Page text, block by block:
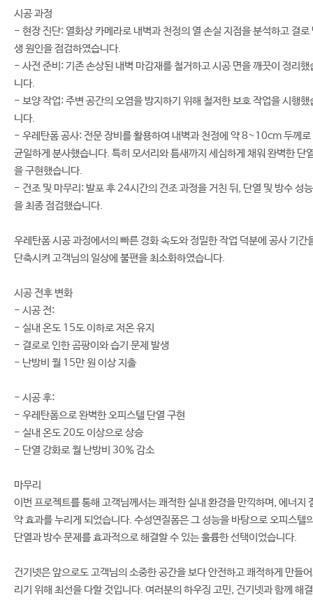
시공 과정
- 현장 진단: 열화상 카메라로 내벽과 천정의 열 손실 지점을 분석하고 결로
생 원인을 점검하였습니다.
- 사전 준비: 기존 손상된 내벽 마감재를 철거하고 시공 면을 깨끗이 정리했
니다.
- 보양 작업: 주변 공간의 오염을 방지하기 위해 철저한 보호 작업을 시행했
니다.
- 우레탄폼 공사: 전문 장비를 활용하여 내벽과 천정에 약 8~10cm 두께로
균일하게 분사했습니다. 특히 모서리와 틈새까지 세심하게 채워 완벽한 단
을 구현했습니다.
- 건조 및 마무리: 발포 후 24시간의 건조 과정을 거친 뒤, 단열 및 방수 성능
을 최종 점검했습니다.
우레탄폼 시공 과정에서의 빠른 경화 속도와 정밀한 작업 덕분에 공사 기간
단축시켜 고객님의 일상에 불편을 최소화하였습니다.
시공 전후 변화
- 시공 전:
- 실내 온도 15도 이하로 저온 유지
- 결로로 인한 곰팡이와 습기 문제 발생
- 난방비 월 15만 원 이상 지출
- 시공 후:
- 우레탄폼으로 완벽한 오피스텔 단열 구현
- 실내 온도 20도 이상으로 상승
- 단열 강화로 월 난방비 30% 감소
마무리
이번 프로젝트를 통해 고객님께서는 쾌적한 실내 환경을 만끽하며, 에너지
약 효과를 누리게 되었습니다. 수성연질폼은 그 성능을 바탕으로 오피스텔
단열과 방수 문제를 효과적으로 해결할 수 있는 훌륭한 선택이었습니다.
건기넷은 앞으로도 고객님의 소중한 공간을 보다 안전하고 쾌적하게 만들
리기 위해 최선을 다할 것입니다. 여러분의 하우징 고민, 건기넷과 함께 해결